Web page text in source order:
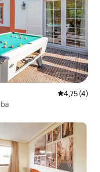
Prosječna
4,75 (4)
„Odabrali gosti”